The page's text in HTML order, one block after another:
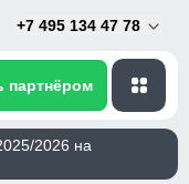
+7 495 134 47 78
партнёром
2026 на